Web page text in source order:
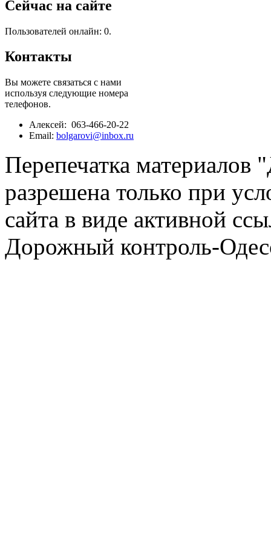
Сейчас на сайте
Пользователей онлайн: 0.
Контакты
Вы можете связаться с нами
используя следующие номера
телефонов.
Алексей: 063-466-20-22
Email: bolgarovi@inbox.ru
Перепечатка материалов
разрешена только при
сайта в виде активной
Дорожный контроль-